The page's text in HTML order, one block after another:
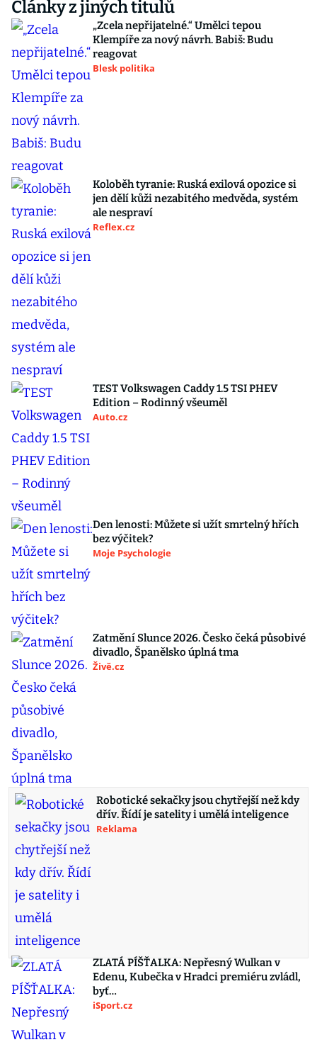
Články z jiných titulů
„Zcela nepřijatelné.“ Umělci tepou
Klempíře za nový návrh. Babiš: Budu
reagovat
Blesk politika
Koloběh tyranie: Ruská exilová opozice si
jen dělí kůži nezabitého medvěda, systém
ale nespraví
Reflex.cz
TEST Volkswagen Caddy 1.5 TSI PHEV
Edition – Rodinný všeuměl
Auto.cz
Den lenosti: Můžete si užít smrtelný hřích
bez výčitek?
Moje Psychologie
Zatmění Slunce 2026. Česko čeká působivé
divadlo, Španělsko úplná tma
Živě.cz
Robotické sekačky jsou chytřejší než kdy
dřív. Řídí je satelity i umělá inteligence
Reklama
ZLATÁ PÍŠŤALKA: Nepřesný Wulkan v
Edenu, Kubečka v Hradci premiéru zvládl,
byť…
iSport.cz